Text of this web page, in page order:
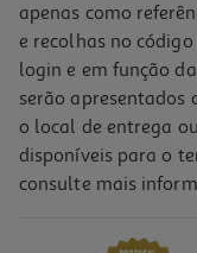
apenas como
e recolhas no
login e em função
serão apresentados
o local de entrega
disponíveis para o
consulte mais